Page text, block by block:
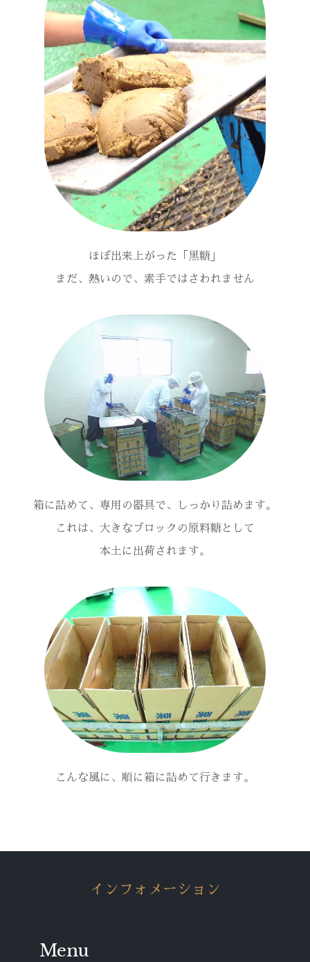
ほぼ出来上がった「黒糖」
まだ、熱いので、素手ではさわれません
箱に詰めて、専用の器具で、しっかり詰めます。
これは、大きなブロックの原料糖として
本土に出荷されます。
こんな風に、順に箱に詰めて行きます。
インフォメーション
Menu